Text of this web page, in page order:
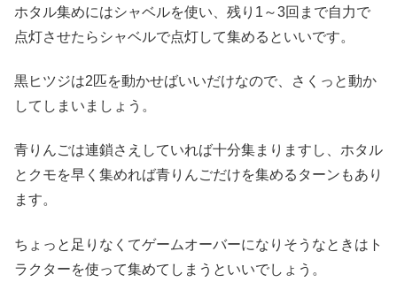
ホタル集めにはシャベルを使い、残り1～3回まで自力で
点灯させたらシャベルで点灯して集めるといいです。
黒ヒツジは2匹を動かせばいいだけなので、さくっと動か
してしまいましょう。
青りんごは連鎖さえしていれば十分集まりますし、ホタル
とクモを早く集めれば青りんごだけを集めるターンもあり
ます。
ちょっと足りなくてゲームオーバーになりそうなときはト
ラクターを使って集めてしまうといいでしょう。